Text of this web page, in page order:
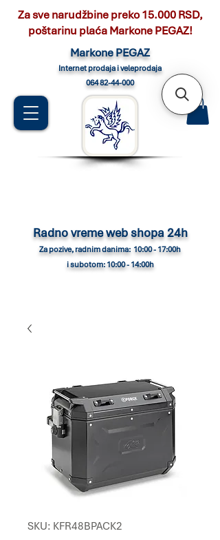
Markone PEGAZ
Internet prodaja i veleprodaja
064 82-44-000
Radno vreme web shopa 24h
Za pozive, radnim danima: 10:00 - 17:00h
i subotom: 10:00 - 14:00h
Za sve narudžbine preko 15.000 RSD,
poštarinu plaća Markone PEGAZ!
SKU: KFR48BPACK2